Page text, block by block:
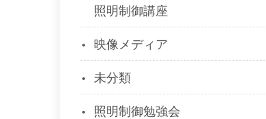
照明制御講座
映像メディア
未分類
照明制御勉強会